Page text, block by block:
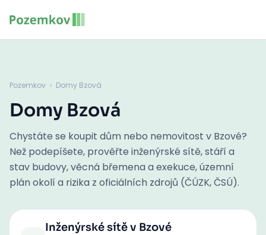
Pozemkov › Domy Bzová
Domy Bzová
Chystáte se koupit dům nebo nemovitost v Bzové?
Než podepíšete, prověřte inženýrské sítě, stáří a
stav budovy, věcná břemena a exekuce, územní
plán okolí a rizika z oficiálních zdrojů (ČÚZK, ČSÚ).
Inženýrské sítěv Bzové